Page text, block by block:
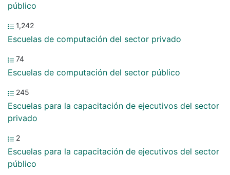
público
1,242
Escuelas de computación del sector privado
74
Escuelas de computación del sector público
245
Escuelas para la capacitación de ejecutivos del sector
privado
2
Escuelas para la capacitación de ejecutivos del sector
público